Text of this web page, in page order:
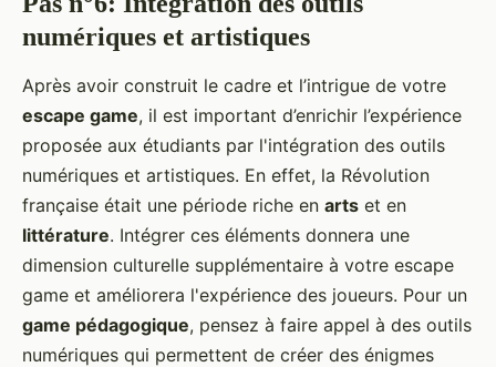
numériques et artistiques
Après avoir construit le cadre et l’intrigue de votre
escape game, il est important d’enrichir l’expérience
proposée aux étudiants par l'intégration des outils
numériques et artistiques. En effet, la Révolution
française était une période riche en arts et en
littérature. Intégrer ces éléments donnera une
dimension culturelle supplémentaire à votre escape
game et améliorera l'expérience des joueurs. Pour un
game pédagogique, pensez à faire appel à des outils
numériques qui permettent de créer des énigmes